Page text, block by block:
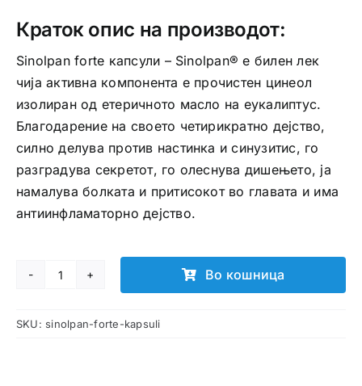
Краток опис на производот:
Sinolpan forte капсули – Sinolpan® е билен лек
чија активна компонента е прочистен цинеол
изолиран од етеричното масло на еукалиптус.
Благодарение на своето четирикратно дејство,
силно делува против настинка и синузитис, го
разградува секретот, го олеснува дишењето, ја
намалува болката и притисокот во главата и има
антиинфламаторно дејство.
Sinolpan
капсули
Во кошница
SKU: sinolpan-forte-kapsuli